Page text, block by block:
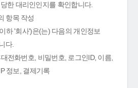
한 대리인인지를 확인합니다.
항목 작성
하 '회사')은(는) 다음의 개인정보
다.
전화번호, 비밀번호, 로그인ID, 이름,
정보, 결제기록